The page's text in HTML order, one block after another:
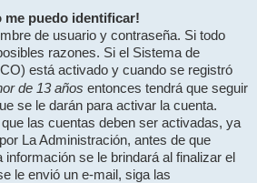
me puedo identificar!
de usuario y contraseña. Si todo
razones. Si el Sistema de
está activado y cuando se registró
de 13 años entonces tendrá que seguir
se le darán para activar la cuenta.
las cuentas deben ser activadas, ya
La Administración, antes de que
se le brindará al finalizar el
le envió un e-mail, siga las